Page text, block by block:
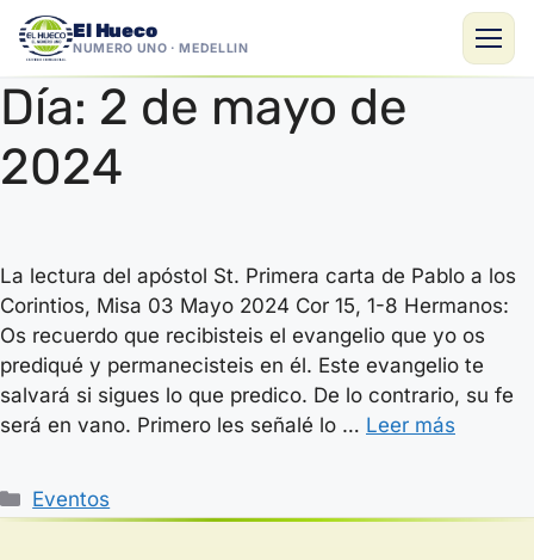
El Hueco
NÚMERO UNO · MEDELLÍN
Saltar
al
contenido
Día: 2 de mayo de
2024
La lectura del apóstol St. Primera carta de Pablo a los
Corintios, Misa 03 Mayo 2024 Cor 15, 1-8 Hermanos:
Os recuerdo que recibisteis el evangelio que yo os
prediqué y permanecisteis en él. Este evangelio te
salvará si sigues lo que predico. De lo contrario, su fe
será en vano. Primero les señalé lo … Leer más
Categorías
Eventos